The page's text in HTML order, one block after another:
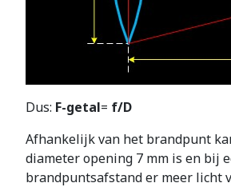
Dus: F-getal= f/D
Afhankelijk van het brandpunt
diameter opening 7 mm is en bij
brandpuntsafstand er meer licht